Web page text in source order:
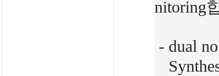
nitoring
- dual